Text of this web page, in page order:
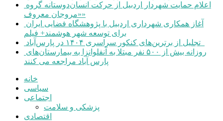
«مروجان معروف»
برای توسعه شهر هوشمند+ فیلم
پارس آباد مراجعه می کنند
خانه
سیاسی
اجتماعی
پزشکی و سلامت
اقتصادی